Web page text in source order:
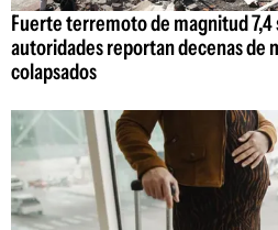
Fuerte terremoto de magnitud 7,4
autoridades reportan decenas de
colapsados